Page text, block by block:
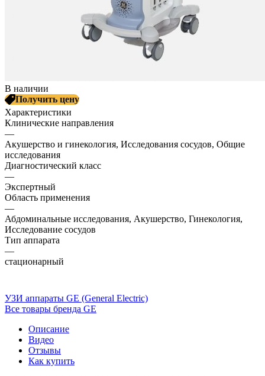
В наличии
Получить цену
Характеристики
Клинические направления
—
Акушерство и гинекология, Исследования сосудов, Общие
исследования
Диагностический класс
—
Экспертный
Область применения
—
Абдоминальные исследования, Акушерство, Гинекология,
Исследование сосудов
Тип аппарата
—
стационарный
УЗИ аппараты GE (General Electric)
Все товары бренда GE
Описание
Видео
Отзывы
Как купить